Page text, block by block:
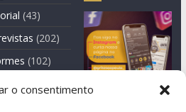
o consentimento
(43)
(202)
(102)